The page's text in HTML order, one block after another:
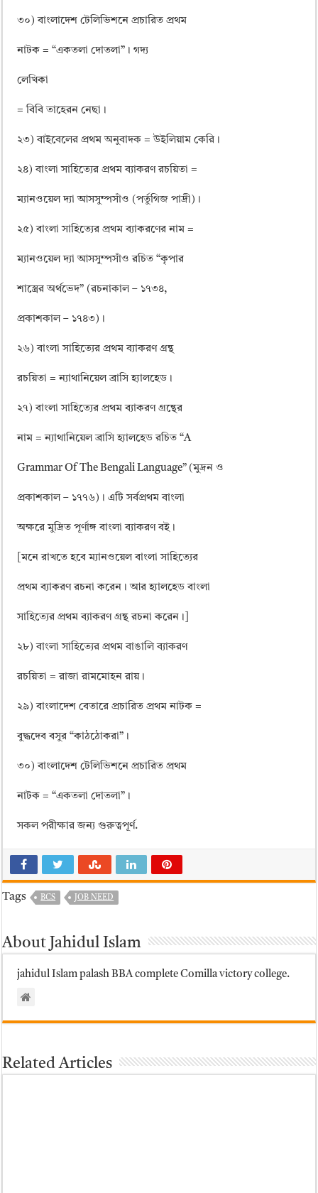
৩০) বাংলাদেশ টেলিভিশনে প্রচারিত প্রথম
নাটক = “একতলা দোতলা”। গদ্য
লেখিকা
= বিবি তাহেরন নেছা।
২৩) বাইবেলের প্রথম অনুবাদক = উইলিয়াম কেরি।
২৪) বাংলা সাহিত্যের প্রথম ব্যাকরণ রচয়িতা =
ম্যানওয়েল দ্যা আসসুম্পসাঁও (পর্তুগিজ পাদ্রী)।
২৫) বাংলা সাহিত্যের প্রথম ব্যাকরণের নাম =
ম্যানওয়েল দ্যা আসসুম্পসাঁও রচিত “কৃপার
শাস্ত্রের অর্থভেদ” (রচনাকাল – ১৭৩৪,
প্রকাশকাল – ১৭৪৩)।
২৬) বাংলা সাহিত্যের প্রথম ব্যাকরণ গ্রন্থ
রচয়িতা = ন্যাথানিয়েল ব্রাসি হ্যালহেড।
২৭) বাংলা সাহিত্যের প্রথম ব্যাকরণ গ্রন্থের
নাম = ন্যাথানিয়েল ব্রাসি হ্যালহেড রচিত “A
Grammar Of The Bengali Language” (মুদ্রন ও
প্রকাশকাল – ১৭৭৬)। এটি সর্বপ্রথম বাংলা
অক্ষরে মুদ্রিত পূর্ণাঙ্গ বাংলা ব্যাকরণ বই।
[মনে রাখতে হবে ম্যানওয়েল বাংলা সাহিত্যের
প্রথম ব্যাকরণ রচনা করেন। আর হ্যালহেড বাংলা
সাহিত্যের প্রথম ব্যাকরণ গ্রন্থ রচনা করেন।]
২৮) বাংলা সাহিত্যের প্রথম বাঙালি ব্যাকরণ
রচয়িতা = রাজা রামমোহন রায়।
২৯) বাংলাদেশ বেতারে প্রচারিত প্রথম নাটক =
বুদ্ধদেব বসুর “কাঠঠোকরা”।
৩০) বাংলাদেশ টেলিভিশনে প্রচারিত প্রথম
নাটক = “একতলা দোতলা”।
সকল পরীক্ষার জন্য গুরুত্বপূর্ণ.
Tags BCS JOB NEED
About Jahidul Islam
jahidul Islam palash BBA complete Comilla victory college.
Related Articles